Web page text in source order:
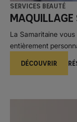
Services beauté
Maquillage
La Samaritaine
entièrement
DÉCOUVRIR